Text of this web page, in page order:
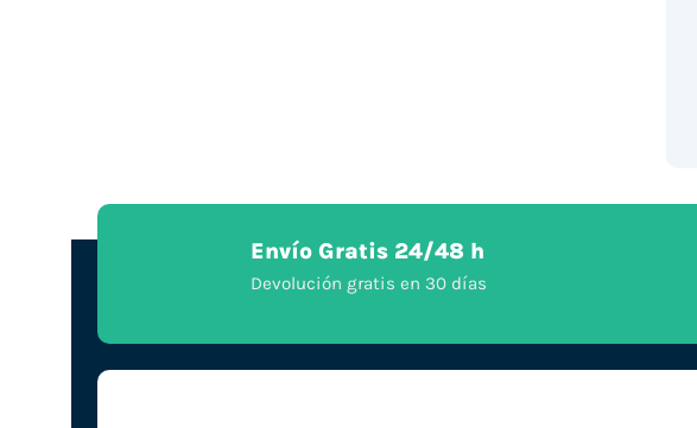
Envío Gratis 24/48 h
Devolución gratis en 30 días